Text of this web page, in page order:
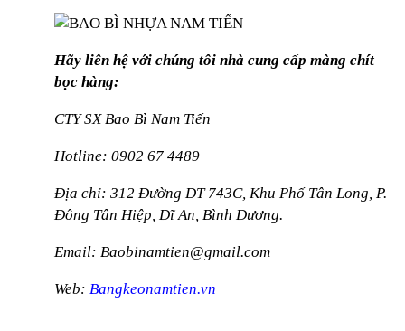
Hãy liên hệ với chúng tôi nhà cung cấp màng chít
bọc hàng:
CTY SX Bao Bì Nam Tiến
Hotline: 0902 67 4489
Địa chỉ: 312 Đường DT 743C, Khu Phố Tân Long, P.
Đông Tân Hiệp, Dĩ An, Bình Dương.
Email: Baobinamtien@gmail.com
Web: Bangkeonamtien.vn